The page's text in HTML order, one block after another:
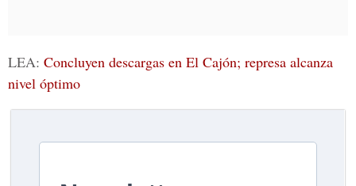
LEA: Concluyen descargas en El Cajón; represa alcanza
nivel óptimo